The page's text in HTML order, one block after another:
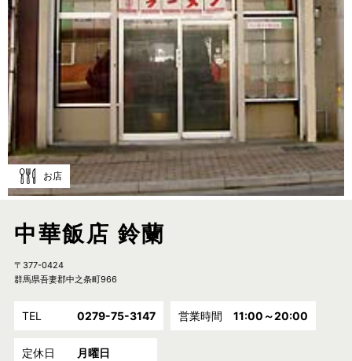
体験 イベント ツアー
中之条町その他のエリア
お店
中華飯店 鈴蘭
〒377-0424
群馬県吾妻郡中之条町966
TEL 0279-75-3147 営業時間 11:00～20:00
定休日 月曜日